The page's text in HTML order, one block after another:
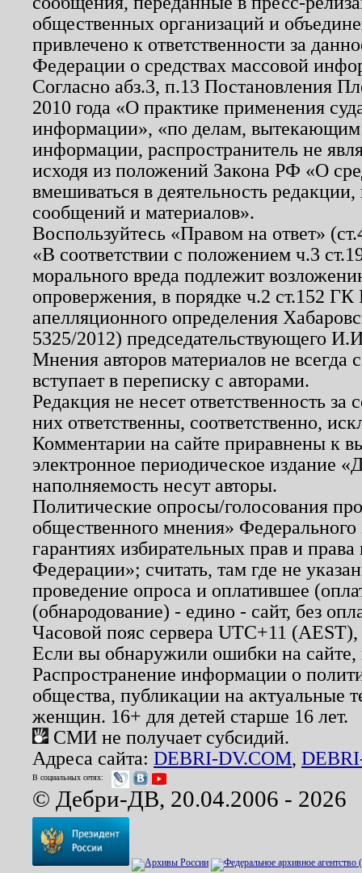
общественных организаций и
привлечено к ответственности за
Федерации о средствах массовой
Согласно абз.3, п.13 Постановления
2010 года «О практике применения
информации», «по делам, вытекающим
информации, распространитель не
исходя из положений Закона РФ «О
вмешиваться в деятельность
сообщений и материалов».
Воспользуйтесь «Правом на ответ»
«В соответствии с положением ч.3
морального вреда подлежит
опровержения, в порядке ч.2 ст.152
апелляционного определения
5325/2012) председательствующего
Мнения авторов материалов не
вступает в переписку с авторами.
Редакция не несет ответственность
них ответственны, соответственно,
Комментарии на сайте приравнены к
электронное периодическое издание
наполняемость несут авторы.
Политические опросы/голосования
общественного мнения»
гарантиях избирательных прав и
Федерации»; считать, там где не
проведение опроса и оплатившее
(обнародование) - едино - сайт, без
Часовой пояс сервера UTC+11
Если вы обнаружили ошибки на
Распространение информации о
общества, публикации на актуальные
женщин. 16+ для детей старше 16 лет.
СМИ не получает субсидий.
Адреса сайта: DEBRI-DV.COM,
В социальных сетях:
© Дебри-ДВ, 20.04.2006 - 2026